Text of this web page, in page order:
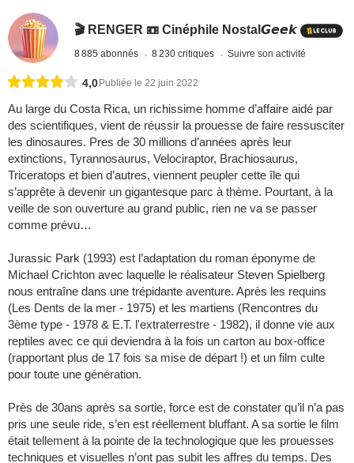
🎬 RENGER 📼 Cinéphile Nostal𝙂𝙚𝙚𝙠
8 885 abonnés 8 230 critiques Suivre son activité
4,0 Publiée le 22 juin 2022
Au large du Costa Rica, un richissime homme d’affaire aidé par
des scientifiques, vient de réussir la prouesse de faire ressusciter
les dinosaures. Pres de 30 millions d’années après leur
extinctions, Tyrannosaurus, Velociraptor, Brachiosaurus,
Triceratops et bien d’autres, viennent peupler cette île qui
s’apprête à devenir un gigantesque parc à thème. Pourtant, à la
veille de son ouverture au grand public, rien ne va se passer
comme prévu…
Jurassic Park (1993) est l’adaptation du roman éponyme de
Michael Crichton avec laquelle le réalisateur Steven Spielberg
nous entraîne dans une trépidante aventure. Après les requins
(Les Dents de la mer - 1975) et les martiens (Rencontres du
3ème type - 1978 & E.T. l'extraterrestre - 1982), il donne vie aux
reptiles avec ce qui deviendra à la fois un carton au box-office
(rapportant plus de 17 fois sa mise de départ !) et un film culte
pour toute une génération.
Près de 30ans après sa sortie, force est de constater qu’il n’a pas
pris une seule ride, s’en est réellement bluffant. A sa sortie le film
était tellement à la pointe de la technologique que les prouesses
techniques et visuelles n’ont pas subit les affres du temps. Des